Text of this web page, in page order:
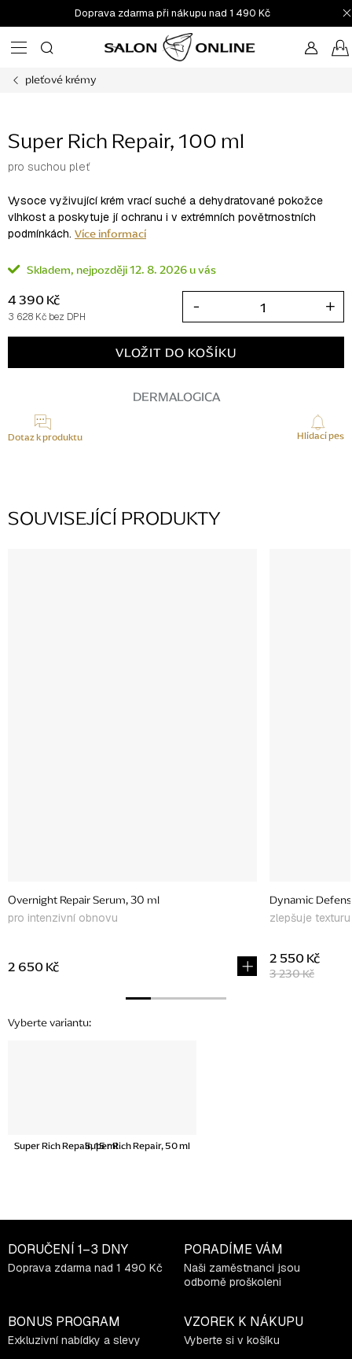
na
obsah
Doprava zdarma při nákupu nad 1 490 Kč
pleťové krémy
Super Rich Repair, 100 ml
pro suchou pleť
Vysoce vyživující krém vrací suché a dehydratované pokožce
vlhkost a poskytuje jí ochranu i v extrémních povětrnostních
podmínkách. Více informací
Skladem 12. 8. 2026
4 390 Kč
3 628 Kč bez DPH
VLOŽIT DO KOŠÍKU
DERMALOGICA
Dotaz k produktu Hlídací pes
SOUVISEJÍCÍ PRODUKTY
Overnight Repair Serum, 30 ml
pro intenzivní obnovu
2 650 Kč
Dynamic
zlepšuje
3 230 Kč
2 550 Kč
Super Rich Repair, 15 mlSuper Rich Repair, 50 ml
DORUČENÍ 1–3 DNY
Doprava zdarma nad 1 490 Kč
PORADÍME VÁM
Naši zaměstnanci jsou
odborně proškoleni
BONUS PROGRAM
Exkluzivní nabídky a slevy
VZOREK K NÁKUPU
Vyberte si v košíku